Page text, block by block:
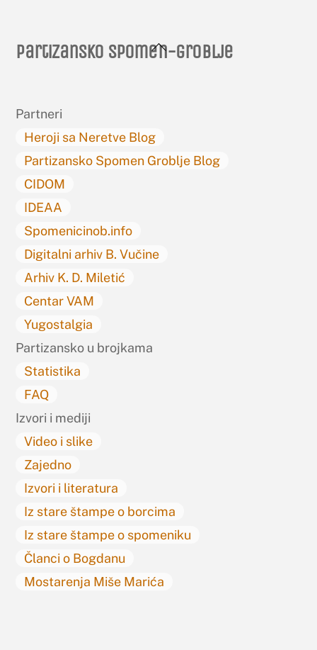
Back
Partizansko spomen-groblje
Partneri
Heroji sa Neretve Blog
Partizansko Spomen Groblje Blog
CIDOM
IDEAA
Spomenicinob.info
Digitalni arhiv B. Vučine
Arhiv K. D. Miletić
Centar VAM
Yugostalgia
Partizansko u brojkama
Statistika
FAQ
Izvori i mediji
Video i slike
Zajedno
Izvori i literatura
Iz stare štampe o borcima
Iz stare štampe o spomeniku
Članci o Bogdanu
Mostarenja Miše Marića